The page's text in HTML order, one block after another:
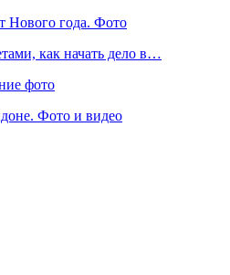
Нового года. Фото
как начать дело в…
фото
Фото и видео